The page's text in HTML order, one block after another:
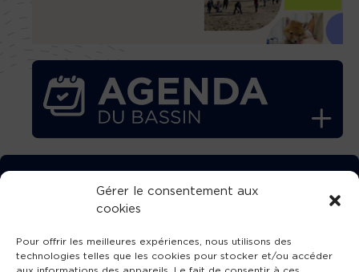
Gérer le consentement aux
cookies
Pour offrir les meilleures expériences, nous utilisons des
technologies telles que les cookies pour stocker et/ou accéder
TÉLÉCHARGEZ GRATUITEMENT
L’APPLICATION TVBA !